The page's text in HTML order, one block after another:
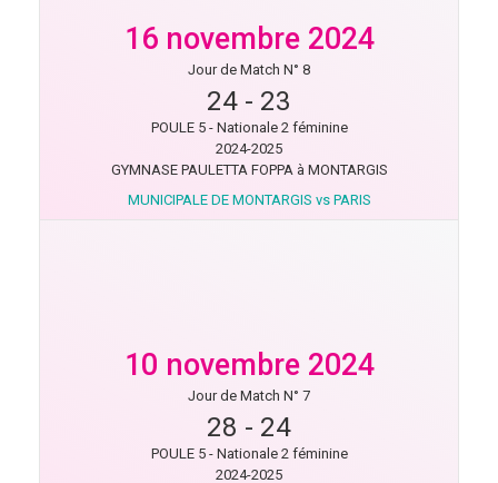
16 novembre 2024
Jour de Match N° 8
24 - 23
POULE 5 - Nationale 2 féminine
2024-2025
GYMNASE PAULETTA FOPPA à MONTARGIS
MUNICIPALE DE MONTARGIS vs PARIS
10 novembre 2024
Jour de Match N° 7
28 - 24
POULE 5 - Nationale 2 féminine
2024-2025